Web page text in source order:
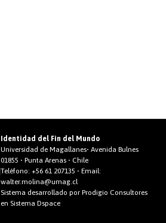
Identidad del Fin del Mundo
Universidad de Magallanes• Avenida Bulnes
01855 • Punta Arenas • Chile
Teléfono:+56 61 207135 • Email:
walter.molina@umag.cl
Sistema desarrollado por Prodigio Consultores
en Sistema Dspace